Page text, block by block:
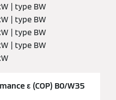
| type BW
| type BW
| type BW
| type BW
ε (COP) B0/W35